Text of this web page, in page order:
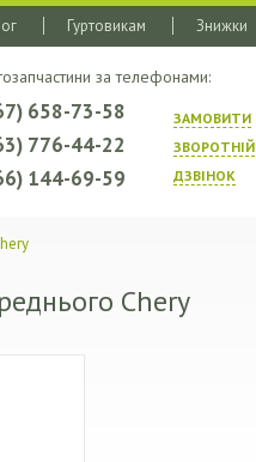
Гуртовикам Знижки
за телефонами:
ЗАМОВИТИ
ЗВОРОТНIЙ
ДЗВIНОК
658-73-58
776-44-22
144-69-59
Chery